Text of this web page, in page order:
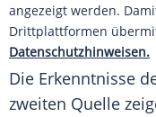
angezeigt werden.
Drittplattformen
Datenschutzhinweisen.
Die Erkenntnisse
zweiten Quelle